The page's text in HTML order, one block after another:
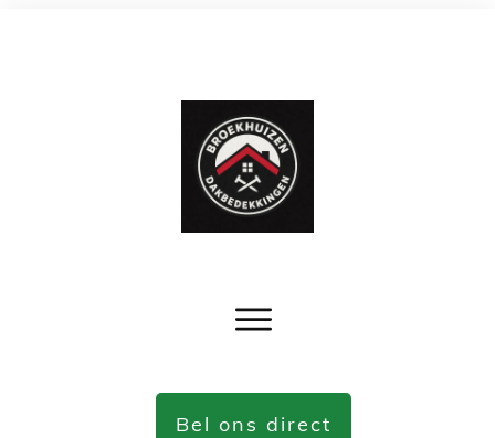
Bel ons direct